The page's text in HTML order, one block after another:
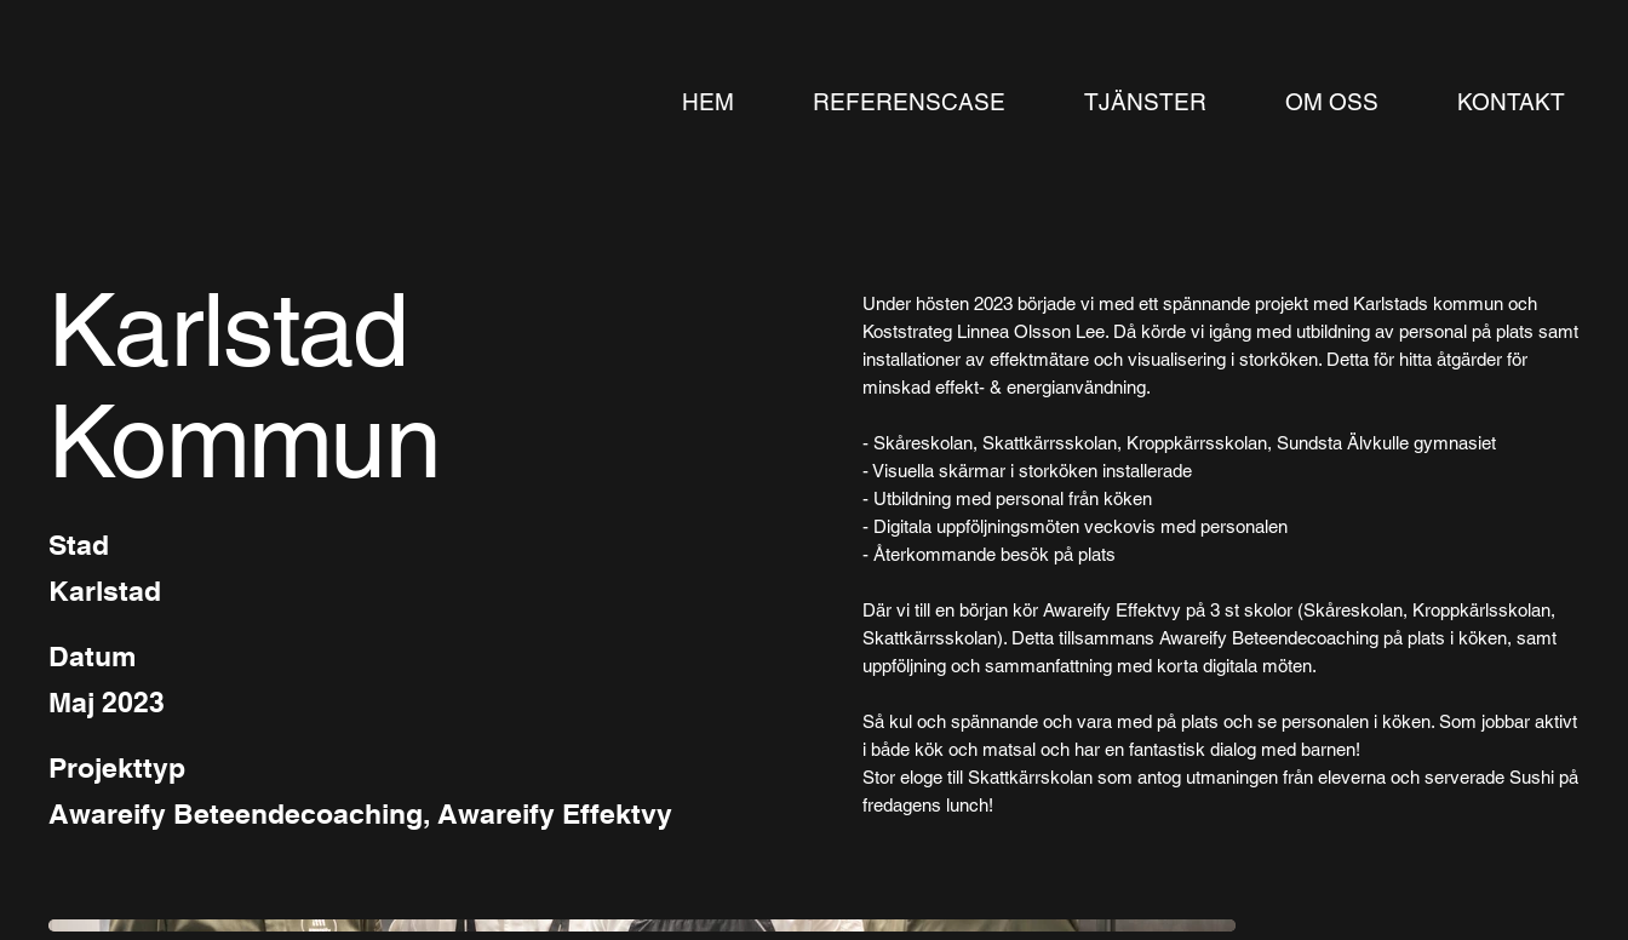
HEM REFERENSCASE TJÄNSTER OM OSS KONTAKT
Karlstad
Kommun
Stad
Karlstad
Datum
Maj 2023
Projekttyp
Awareify Beteendecoaching, Awareify Effektvy
Under hösten 2023 började vi med ett spännande projekt med Karlstads kommun och
Koststrateg Linnea Olsson Lee. Då körde vi igång med utbildning av personal på plats samt
installationer av effektmätare och visualisering i storköken. Detta för hitta åtgärder för
minskad effekt- & energianvändning.
- Skåreskolan, Skattkärrsskolan, Kroppkärrsskolan, Sundsta Älvkulle gymnasiet
- Visuella skärmar i storköken installerade
- Utbildning med personal från köken
- Digitala uppföljningsmöten veckovis med personalen
- Återkommande besök på plats
Där vi till en början kör Awareify Effektvy på 3 st skolor (Skåreskolan, Kroppkärlsskolan,
Skattkärrsskolan). Detta tillsammans Awareify Beteendecoaching på plats i köken, samt
uppföljning och sammanfattning med korta digitala möten.
Så kul och spännande och vara med på plats och se personalen i köken. Som jobbar aktivt
i både kök och matsal och har en fantastisk dialog med barnen!
Stor eloge till Skattkärrskolan som antog utmaningen från eleverna och serverade Sushi på
fredagens lunch!